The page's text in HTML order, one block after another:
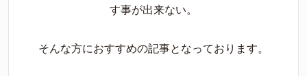
す事が出来ない。
そんな方におすすめの記事となっております。